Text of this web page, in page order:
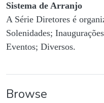
Sistema de Arranjo
A Série Diretores é
Solenidades;
Eventos; Diversos.
Browse